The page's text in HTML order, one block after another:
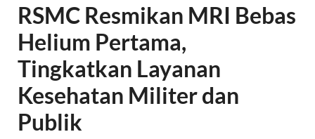
RSMC Resmikan MRI Bebas
Helium Pertama,
Tingkatkan Layanan
Kesehatan Militer dan
Publik